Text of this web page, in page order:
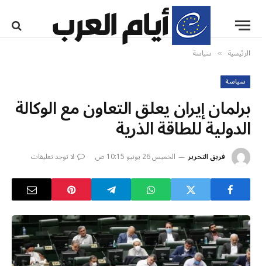
الرئيسية » سياسة
سياسة
برلمان إيران يعلق التعاون مع الوكالة
الدولية للطاقة الذرية
فريق التحرير الخميس 26 يونيو 10:15 ص لا توجد تعليقات